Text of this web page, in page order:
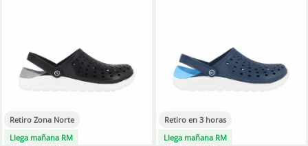
Retiro Zona Norte
Llega mañana RM
Retiro en 3 horas
Llega mañana RM